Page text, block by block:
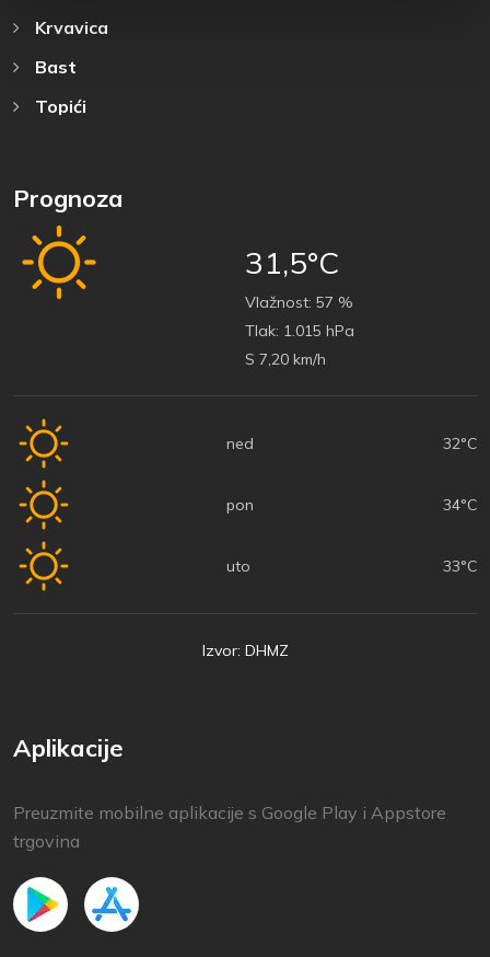
Krvavica
Bast
Topići
Prognoza
31,5°C
Vlažnost: 57 %
Tlak: 1.015 hPa
S 7,20 km/h
ned 32°C
pon 34°C
uto 33°C
Izvor: DHMZ
Aplikacije
Preuzmite mobilne aplikacije s Google Play i Appstore
trgovina